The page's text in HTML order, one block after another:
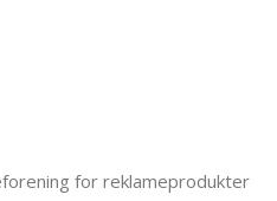
for reklameprodukter